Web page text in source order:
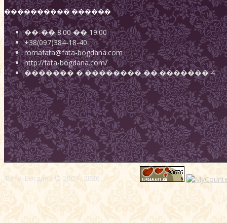
���������� ������
��-��8.00��19.00
+38(097)384-18-40
romafata@fata-bogdana.com
http://fata-bogdana.com/
��������.����������.������� 4
Фата-Богдана © 2007 -2026